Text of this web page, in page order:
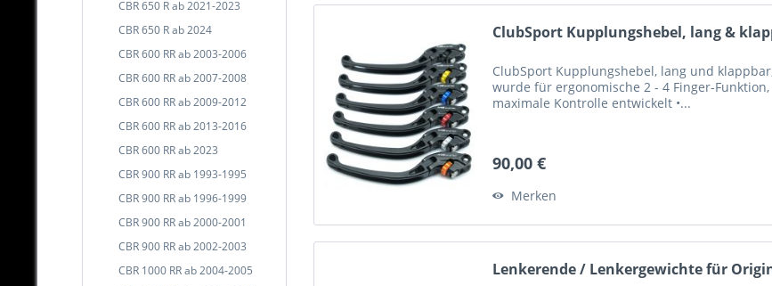
CBR 650 R ab 2021-2023
CBR 650 R ab 2024
CBR 600 RR ab 2003-2006
CBR 600 RR ab 2007-2008
CBR 600 RR ab 2009-2012
CBR 600 RR ab 2013-2016
CBR 600 RR ab 2023
CBR 900 RR ab 1993-1995
CBR 900 RR ab 1996-1999
CBR 900 RR ab 2000-2001
CBR 900 RR ab 2002-2003
CBR 1000 RR ab 2004-2005
ClubSport Kupplungshebel, lang &
ClubSport Kupplungshebel, lang und
wurde für ergonomische 2 - 4 Finger-
maximale Kontrolle entwickelt •...
90,00 €
Merken
Lenkerende / Lenkergewichte für